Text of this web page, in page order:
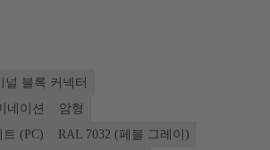
널 블록 커넥터
네이션
암형
(PC)
RAL 7032 (페블 그레이)